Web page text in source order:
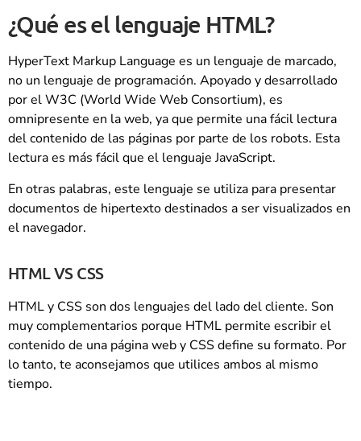
¿Qué es el lenguaje HTML?
HyperText Markup Language es un lenguaje de marcado,
no un lenguaje de programación. Apoyado y desarrollado
por el W3C (World Wide Web Consortium), es
omnipresente en la web, ya que permite una fácil lectura
del contenido de las páginas por parte de los robots. Esta
lectura es más fácil que el lenguaje JavaScript.
En otras palabras, este lenguaje se utiliza para presentar
documentos de hipertexto destinados a ser visualizados en
el navegador.
HTML VS CSS
HTML y CSS son dos lenguajes del lado del cliente. Son
muy complementarios porque HTML permite escribir el
contenido de una página web y CSS define su formato. Por
lo tanto, te aconsejamos que utilices ambos al mismo
tiempo.